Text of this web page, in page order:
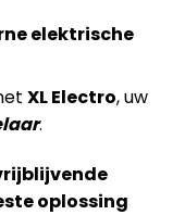
elektrische
XL Electro, uw
.
oplossing